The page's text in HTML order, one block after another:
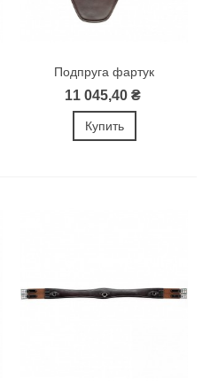
Подпруга фартук
11 045,40 ₴
Купить